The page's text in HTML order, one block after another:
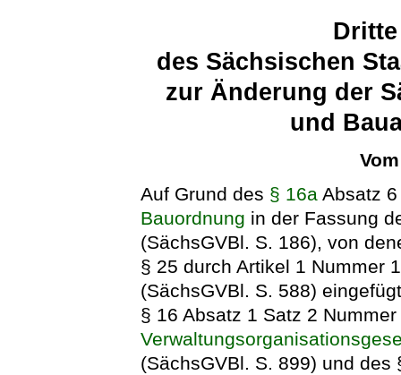
des Sächsischen
zur Änderung der
und
Auf Grund des § 16a Absatz
Bauordnung in der Fassung
(SächsGVBl. S. 186), von
§ 25 durch Artikel 1 Nummer
(SächsGVBl. S. 588)
§ 16 Absatz 1 Satz 2
(SächsGVBl. S. 899) und